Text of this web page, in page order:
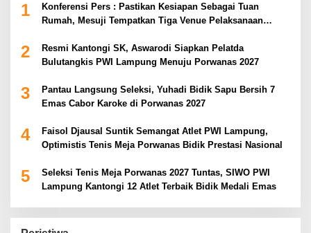
1
Konferensi Pers : Pastikan Kesiapan Sebagai Tuan
Rumah, Mesuji Tempatkan Tiga Venue Pelaksanaan
2
Resmi Kantongi SK, Aswarodi Siapkan Pelatda
Bulutangkis PWI Lampung Menuju Porwanas 2027
3
Pantau Langsung Seleksi, Yuhadi Bidik Sapu Bersih 7
Emas Cabor Karoke di Porwanas 2027
4
Faisol Djausal Suntik Semangat Atlet PWI Lampung,
Optimistis Tenis Meja Porwanas Bidik Prestasi Nasional
5
Seleksi Tenis Meja Porwanas 2027 Tuntas, SIWO PWI
Lampung Kantongi 12 Atlet Terbaik Bidik Medali Emas